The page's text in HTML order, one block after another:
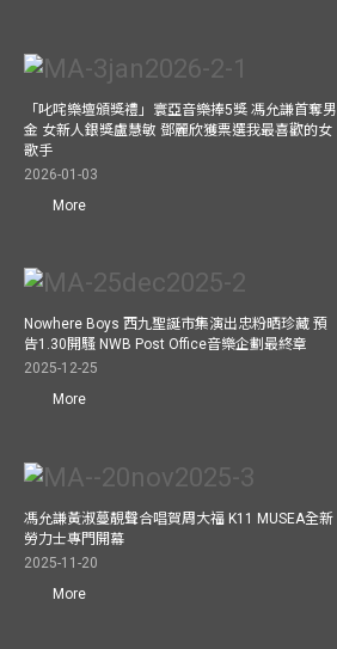
「叱咤樂壇頒獎禮」寰亞音樂捧5獎 馮允謙首奪男
金 女新人銀獎盧慧敏 鄧麗欣獲票選我最喜歡的女
歌手
2026-01-03
More
Nowhere Boys 西九聖誕市集演出忠粉晒珍藏 預
告1.30開騷 NWB Post Office音樂企劃最終章
2025-12-25
More
馮允謙黃淑蔓靚聲合唱賀周大福 K11 MUSEA全新
勞力士專門開幕
2025-11-20
More